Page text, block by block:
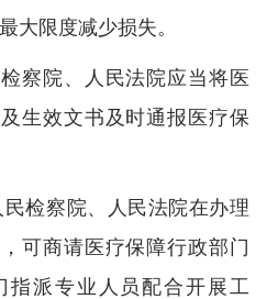
大限度减少损失。
院、人民法院应当将医
生效文书及时通报医疗保
检察院、人民法院在办理
可商请医疗保障行政部门
指派专业人员配合开展工